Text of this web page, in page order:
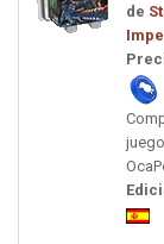
de